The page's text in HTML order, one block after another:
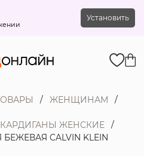
Установить
ЖЕНЩИНАМ
ЖЕНСКИЕ
CALVIN KLEIN